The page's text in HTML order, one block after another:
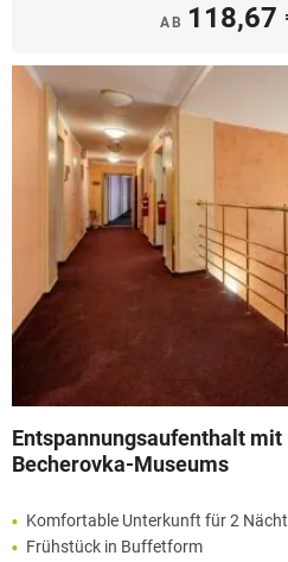
AB 118,67
Entspannungsaufenthalt mit
Becherovka-Museums
Komfortable Unterkunft für 2
Frühstück in Buffetform